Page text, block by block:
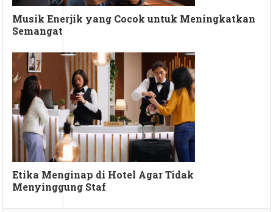
Musik Enerjik yang Cocok untuk Meningkatkan
Semangat
Etika Menginap di Hotel Agar Tidak
Menyinggung Staf